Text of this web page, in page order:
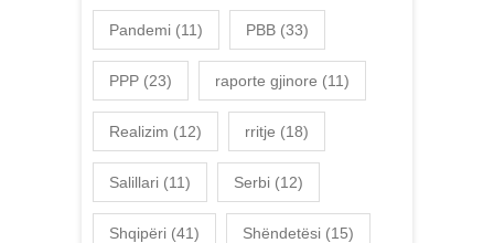
Pandemi (11) PBB (33)
PPP (23) raporte gjinore (11)
Realizim (12) rritje (18)
Salillari (11) Serbi (12)
Shqipëri (41) Shëndetësi (15)